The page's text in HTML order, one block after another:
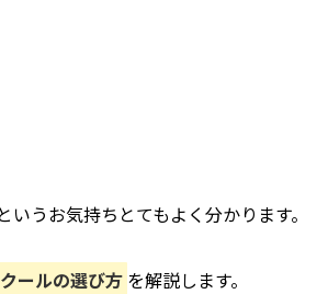
うお気持ちとてもよく分かります。
ールの選び方 を解説します。